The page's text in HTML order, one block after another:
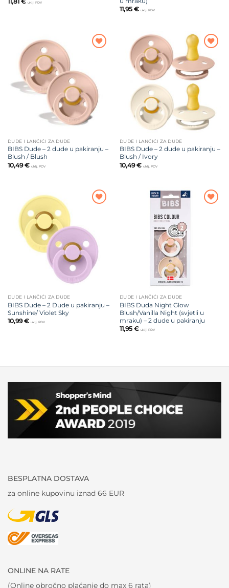
uklj. PDV
11,95 € uklj. PDV
DUDE I LANČIĆI ZA DUDE
BIBS Dude – 2 dude u pakiranju –
Blush / Blush
10,49€ uklj. PDV
Dodajte
na listu
želja
DUDE I LANČIĆI ZA DUDE
BIBS Dude – 2 dude u pakiranju –
Blush / Ivory
10,49€ uklj. PDV
DUDE I LANČIĆI ZA DUDE
BIBS Dude – 2 Dude u pakiranju –
Sunshine/ Violet Sky
10,99€ uklj. PDV
DUDE I LANČIĆI ZA DUDE
BIBS Duda Night Glow
Blush/Vanilla Night (svjetli u
mraku) – 2 dude u pakiranju
11,95 € uklj. PDV
BESPLATNA DOSTAVA
za online kupovinu iznad 66 EUR
ONLINE NA RATE
(Online obročno plaćanje do max 6 rata)